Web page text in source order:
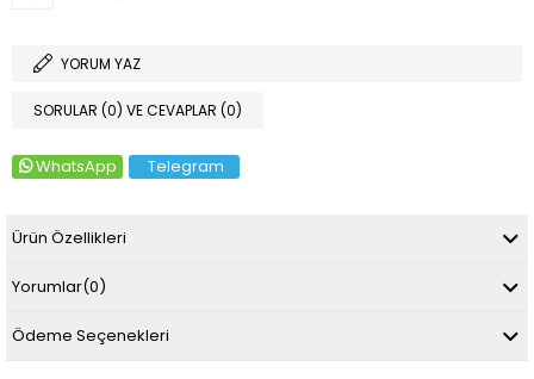
YORUM YAZ
SORULAR (0) VE CEVAPLAR (0)
WhatsApp Telegram
Ürün Özellikleri
Yorumlar(0)
Ödeme Seçenekleri